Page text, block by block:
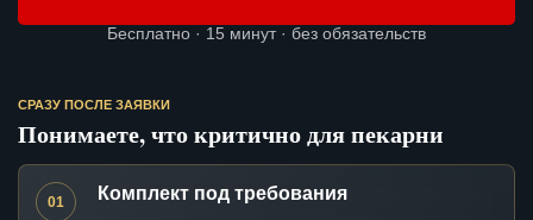
Бесплатно · 15 минут · без обязательств
СРАЗУ ПОСЛЕ ЗАЯВКИ
Понимаете, что критично для пекарни
01 Комплект под требования